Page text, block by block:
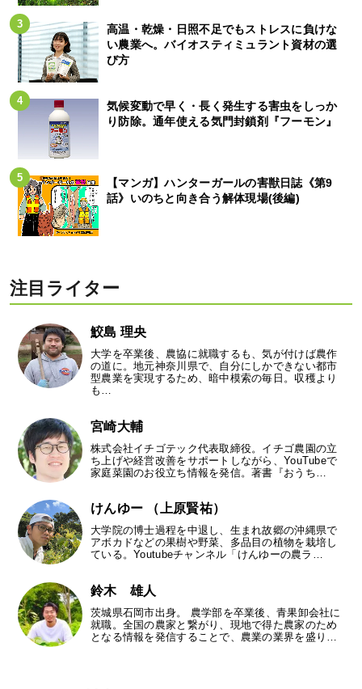
高温・乾燥・日照不足でもストレスに負けな
い農業へ。バイオスティミュラント資材の選
び方
気候変動で早く・長く発生する害虫をしっか
り防除。通年使える気門封鎖剤『フーモン』
【マンガ】ハンターガールの害獣日誌《第9
話》いのちと向き合う解体現場(後編)
注目ライター
鮫島 理央
大学を卒業後、農協に就職するも、気が付けば農作
の道に。地元神奈川県で、自分にしかできない都市
型農業を実現するため、暗中模索の毎日。収穫より
も…
宮崎大輔
株式会社イチゴテック代表取締役。イチゴ農園の立
ち上げや経営改善をサポートしながら、YouTubeで
家庭菜園のお役立ち情報を発信。著書『おうち…
けんゆー （上原賢祐）
大学院の博士過程を中退し、生まれ故郷の沖縄県で
アボカドなどの果樹や野菜、多品目の植物を栽培し
ている。Youtubeチャンネル「けんゆーの農ラ…
鈴木 雄人
茨城県石岡市出身。 農学部を卒業後、青果卸会社に
就職。全国の農家と繋がり、現地で得た農家のため
となる情報を発信することで、農業の業界を盛り…